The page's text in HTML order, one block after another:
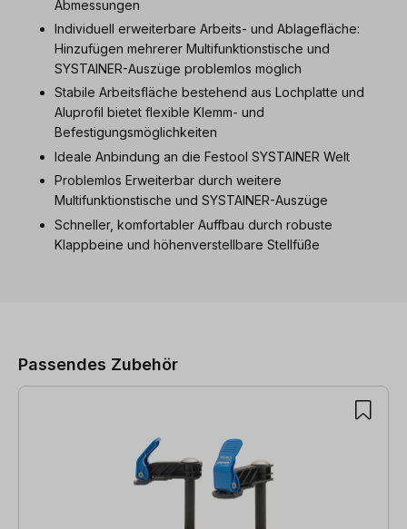
Abmessungen
Individuell erweiterbare Arbeits- und Ablagefläche:
Hinzufügen mehrerer Multifunktionstische und
SYSTAINER-Auszüge problemlos möglich
Stabile Arbeitsfläche bestehend aus Lochplatte und
Aluprofil bietet flexible Klemm- und
Befestigungsmöglichkeiten
Ideale Anbindung an die Festool SYSTAINER Welt
Problemlos Erweiterbar durch weitere
Multifunktionstische und SYSTAINER-Auszüge
Schneller, komfortabler Auffbau durch robuste
Klappbeine und höhenverstellbare Stellfüße
Passendes Zubehör